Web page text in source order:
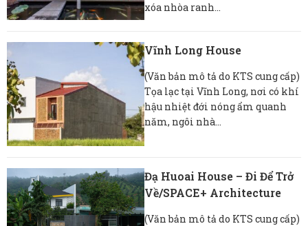
xóa nhòa ranh...
Vĩnh Long House
(Văn bản mô tả do KTS cung cấp)
Tọa lạc tại Vĩnh Long, nơi có khí
hậu nhiệt đới nóng ẩm quanh
năm, ngôi nhà...
Đạ Huoai House – Đi Để Trở
Về/SPACE+ Architecture
(Văn bản mô tả do KTS cung cấp)